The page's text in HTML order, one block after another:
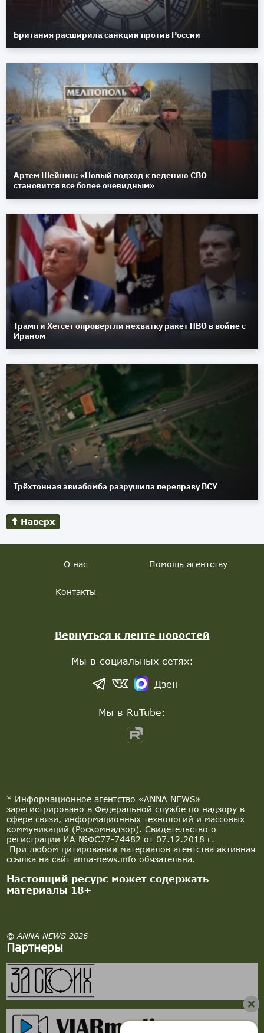
Британия расширила санкции против России
Артем Шейнин: «Новый подход к ведению СВО
становится все более очевидным»
Трамп и Хегсет опровергли нехватку ракет ПВО в войне с
Ираном
Трёхтонная авиабомба разрушила переправу ВСУ
Наверх
* Информационное агентство «ANNA NEWS»
зарегистрировано в Федеральной службе по надзору в
сфере связи, информационных технологий и массовых
коммуникаций (Роскомнадзор). Свидетельство о
регистрации ИА №ФС77-74482 от 07.12.2018 г.
При любом цитировании материалов агентства активная
ссылка на сайт anna-news.info обязательна.
Настоящий ресурс может содержать
материалы 18+
© ANNA NEWS 2026
Партнеры
О нас Помощь агентству
Контакты
Вернуться к ленте новостей
Мы в социальных сетях:
Дзен
Мы в RuTube: